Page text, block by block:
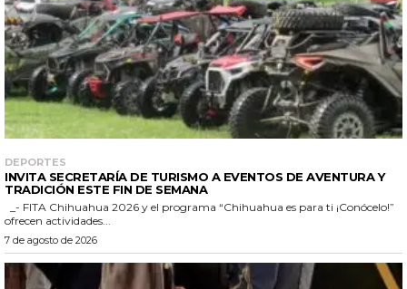
DEPORTES
INVITA SECRETARÍA DE TURISMO A EVENTOS DE AVENTURA Y
TRADICIÓN ESTE FIN DE SEMANA
ofrecen actividades...
7 de agosto de 2026